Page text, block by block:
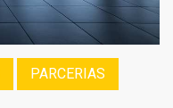
PARCERIAS